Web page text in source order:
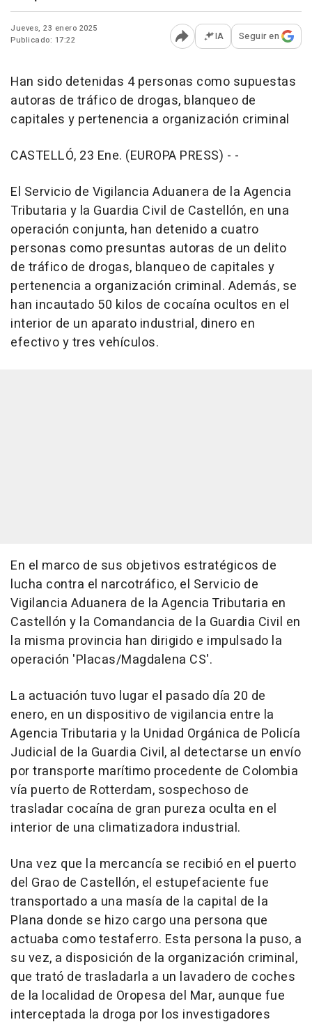
Jueves, 23 enero 2025
Publicado: 17:22
Abrir opciones para
IA Seguir en
Han sido detenidas 4 personas como supuestas
autoras de tráfico de drogas, blanqueo de
capitales y pertenencia a organización criminal
CASTELLÓ, 23 Ene. (EUROPA PRESS) - -
El Servicio de Vigilancia Aduanera de la Agencia
Tributaria y la Guardia Civil de Castellón, en una
operación conjunta, han detenido a cuatro
personas como presuntas autoras de un delito
de tráfico de drogas, blanqueo de capitales y
pertenencia a organización criminal. Además, se
han incautado 50 kilos de cocaína ocultos en el
interior de un aparato industrial, dinero en
efectivo y tres vehículos.
En el marco de sus objetivos estratégicos de
lucha contra el narcotráfico, el Servicio de
Vigilancia Aduanera de la Agencia Tributaria en
Castellón y la Comandancia de la Guardia Civil en
la misma provincia han dirigido e impulsado la
operación 'Placas/Magdalena CS'.
La actuación tuvo lugar el pasado día 20 de
enero, en un dispositivo de vigilancia entre la
Agencia Tributaria y la Unidad Orgánica de Policía
Judicial de la Guardia Civil, al detectarse un envío
por transporte marítimo procedente de Colombia
vía puerto de Rotterdam, sospechoso de
trasladar cocaína de gran pureza oculta en el
interior de una climatizadora industrial.
Una vez que la mercancía se recibió en el puerto
del Grao de Castellón, el estupefaciente fue
transportado a una masía de la capital de la
Plana donde se hizo cargo una persona que
actuaba como testaferro. Esta persona la puso, a
su vez, a disposición de la organización criminal,
que trató de trasladarla a un lavadero de coches
de la localidad de Oropesa del Mar, aunque fue
interceptada la droga por los investigadores